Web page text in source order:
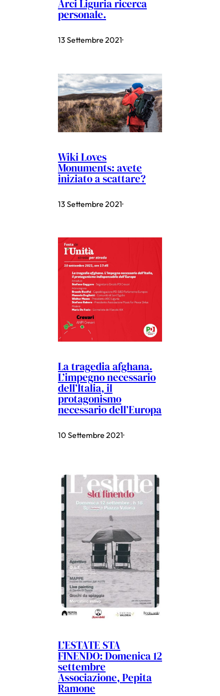
Arci Liguria ricerca
personale.
13 Settembre 2021·
Wiki Loves
Monuments: avete
iniziato a scattare?
13 Settembre 2021·
La tragedia afghana.
L’impegno necessario
dell’Italia, il
protagonismo
necessario dell’Europa
10 Settembre 2021·
L’ESTATE STA
FINENDO: Domenica 12
settembre
Associazione, Pepita
Ramone